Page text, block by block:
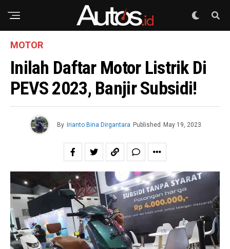
MOTOR
Inilah Daftar Motor Listrik Di
PEVS 2023, Banjir Subsidi!
By Irianto Bina Dirgantara Published May 19, 2023